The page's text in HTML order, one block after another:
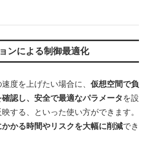
ンによる制御最適化
度を上げたい場合に、 仮想空間で負
認し、安全で最適なパラメータ を設
する、といった使い方ができます。
かかる時間やリスクを大幅に削減でき